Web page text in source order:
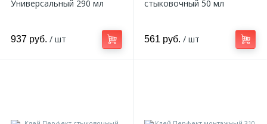
Универсальный 290 мл
937 руб. / шт
стыковочный 50 мл
561 руб. / шт